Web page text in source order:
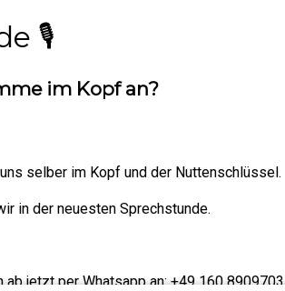
🎙️
im Kopf an?
selber im Kopf und der Nuttenschlüssel.
in der neuesten Sprechstunde.
ab jetzt per Whatsapp an: +49 160 8909703